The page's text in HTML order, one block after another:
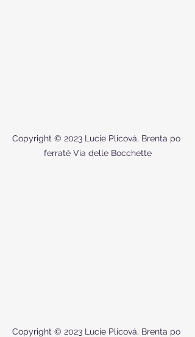
Copyright © 2023 Lucie Plicová, Brenta po
ferratě Via delle Bocchette
Copyright © 2023 Lucie Plicová, Brenta po